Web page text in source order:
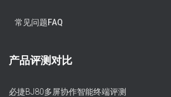
常见问题FAQ
产品评测对比
必捷BJ80多屏协作智能终端评测